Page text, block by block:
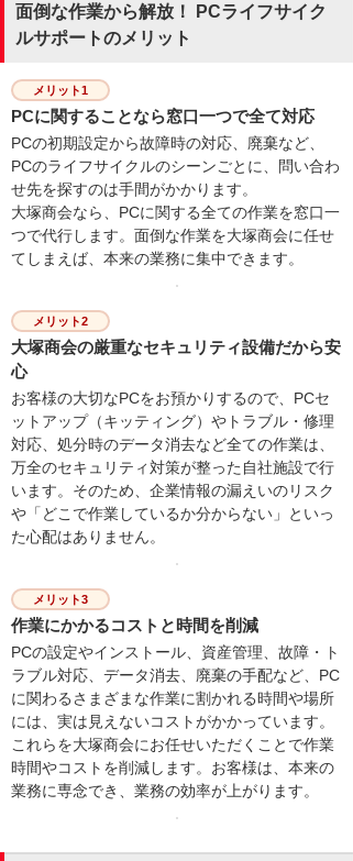
面倒な作業から解放！ PCライフサイク
ルサポートのメリット
メリット1
PCに関することなら窓口一つで全て対応
PCの初期設定から故障時の対応、廃棄など、
PCのライフサイクルのシーンごとに、問い合わ
せ先を探すのは手間がかかります。
大塚商会なら、PCに関する全ての作業を窓口一
つで代行します。面倒な作業を大塚商会に任せ
てしまえば、本来の業務に集中できます。
メリット2
大塚商会の厳重なセキュリティ設備だから安
心
お客様の大切なPCをお預かりするので、PCセ
ットアップ（キッティング）やトラブル・修理
対応、処分時のデータ消去など全ての作業は、
万全のセキュリティ対策が整った自社施設で行
います。そのため、企業情報の漏えいのリスク
や「どこで作業しているか分からない」といっ
た心配はありません。
メリット3
作業にかかるコストと時間を削減
PCの設定やインストール、資産管理、故障・ト
ラブル対応、データ消去、廃棄の手配など、PC
に関わるさまざまな作業に割かれる時間や場所
には、実は見えないコストがかかっています。
これらを大塚商会にお任せいただくことで作業
時間やコストを削減します。お客様は、本来の
業務に専念でき、業務の効率が上がります。